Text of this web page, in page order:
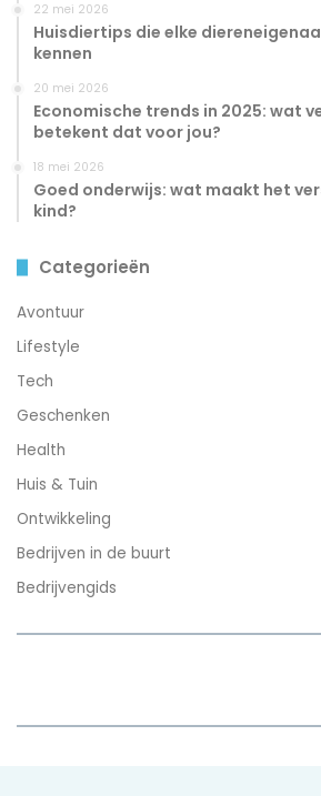
22 mei 2026
Huisdiertips die elke
kennen
20 mei 2026
Economische trends in 2025: wat
betekent dat voor jou?
18 mei 2026
Goed onderwijs: wat maakt het
kind?
Categorieën
Avontuur
Lifestyle
Tech
Geschenken
Health
Huis & Tuin
Ontwikkeling
Bedrijven in de buurt
Bedrijvengids